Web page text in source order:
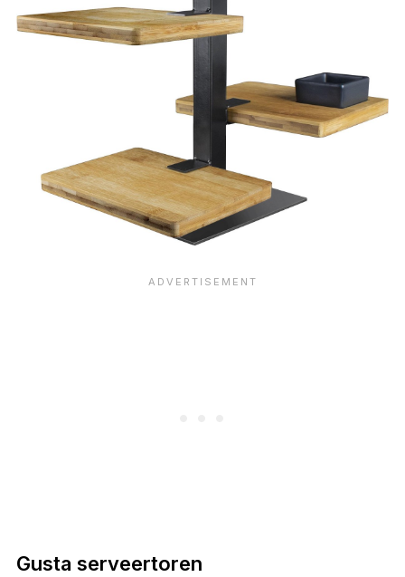
Gusta serveertoren